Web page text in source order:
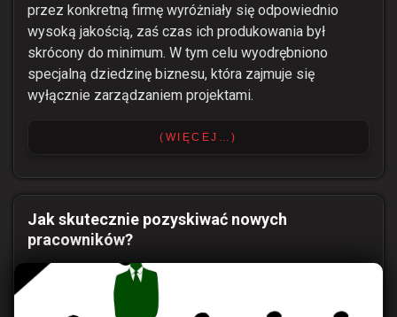
przez konkretną firmę wyróżniały się odpowiednio
wysoką jakością, zaś czas ich produkowania był
skrócony do minimum. W tym celu wyodrębniono
specjalną dziedzinę biznesu, która zajmuje się
wyłącznie zarządzaniem projektami.
(WIĘCEJ…)
Jak skutecznie pozyskiwać nowych
pracowników?